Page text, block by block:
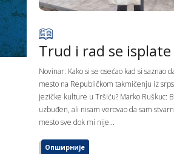
Trud i rad se isplate
Novinar: Kako si se osećao kad si saznao
mesto na Republičkom takmičenju iz
jezičke kulture u Tršiću? Marko Ruškuc:
uzbuđen, ali nisam verovao da sam
mesto sve dok mi nije...
Опширније